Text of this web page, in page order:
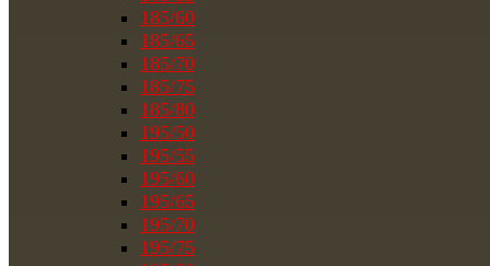
185/60
185/65
185/70
185/75
185/80
195/50
195/55
195/60
195/65
195/70
195/75